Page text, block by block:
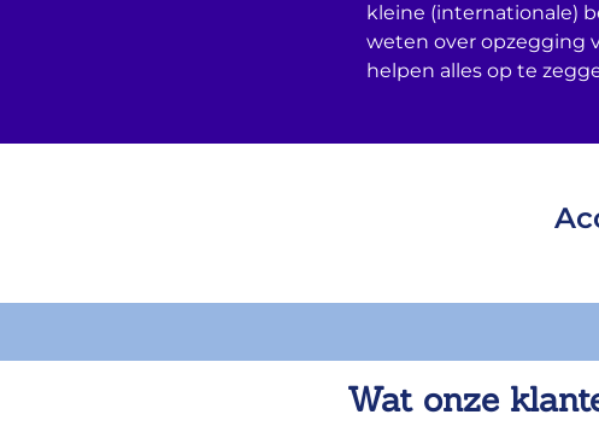
kleine (internationale)
weten over opzegging
helpen alles op te
Wat onze